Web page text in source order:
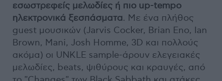
εσωστρεφείς μελωδίες ή πιο up-tempo
ηλεκτρονικά ξεσπάσματα. Με ένα πλήθος
guest μουσικών (Jarvis Cocker, Brian Eno, Ian
Brown, Mani, Josh Homme, 3D και πολλούς
ακόμα) οι UNKLE sample-άρουν ελεγειακές
μελωδίες, beats, ψιθύρους και κραυγές, από